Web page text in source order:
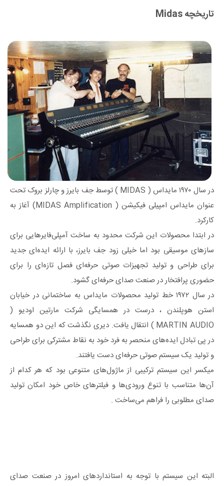
تاریخچه Midas
در سال ۱۹۷۰ مایداس ( MIDAS ) توسط جف بایرز و چارلز بروک تحت
عنوان مایداس امپیلی فیکیشن ( MIDAS Amplification) آغاز به
کارکرد.
در ابتدا محصولات این شرکت محدود به ساخت آمپلی‌فایرهایی برای
سازهای موسیقی بود اما خیلی زود جف بایرز، با ارائه ایده‌ای جدید
برای طراحی و تولید تجهیزات صوتی حرفه‌ای فصل تازه‌ای را برای
حضوری پرافتخار در صنعت صدای حرفه‌ای گشود.
در سال ۱۹۷۲ خط تولید محصولات مایداس به ساختمانی در خیابان
استن هوپلندن ، درست در همسایگی شرکت مارتین اودیو (
MARTIN AUDIO ) انتقال یافت. دیری نگذشت که این دو همسایه
در پی تبادل ایده‌های منحصر به‌ فرد خود به نقاط مشترکی برای طراحی
و تولید یک سیستم صوتی حرفه‌ای دست یافتند.
میکسر این سیستم ترکیبی از ماژول‌های متنوعی بود که هر کدام از
آن‌ها متناسب با تنوع ورودی‌ها و فیلترهای خاص خود امکان تولید
صدای مطلوبی را فراهم می‌ساخت .
البته این سیستم با توجه به استانداردهای امروز در صنعت صدای